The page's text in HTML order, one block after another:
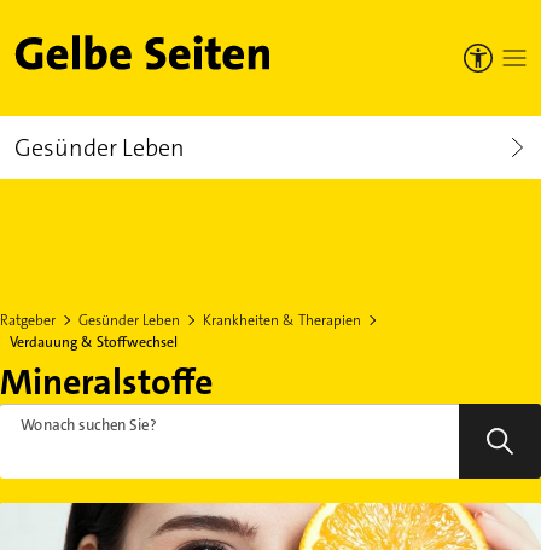
Gelbe Seiten
Gesünder Leben
Ratgeber Gesünder Leben
Krankheiten & Therapien
Verdauung & Stoffwechsel
Mineralstoffe
Wonach suchen Sie?